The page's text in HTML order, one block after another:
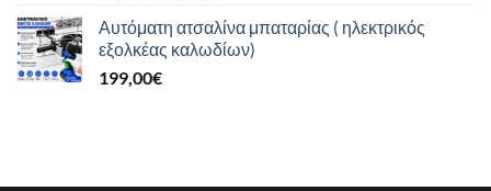
was:
64,90€.
τιμή
είναι:
Αυτόματη ατσαλίνα μπαταρίας ( ηλεκτρικός
εξολκέας καλωδίων)
199,00€